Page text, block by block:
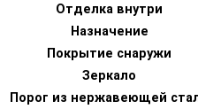
Отделка внутри
Назначение
Покрытие снаружи
Зеркало
Порог из нержавеющей